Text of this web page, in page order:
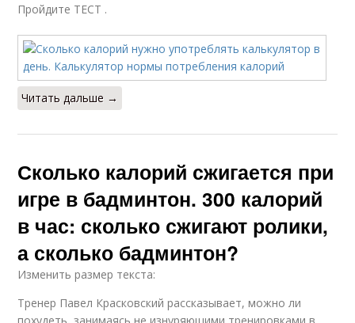
Пройдите ТЕСТ .
Читать дальше →
Сколько калорий сжигается при
игре в бадминтон. 300 калорий
в час: сколько сжигают ролики,
а сколько бадминтон?
Изменить размер текста:
Тренер Павел Красковский рассказывает, можно ли
похудеть, занимаясь не изнуряющими тренировками в